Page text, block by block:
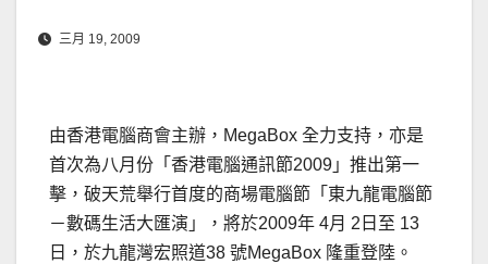
三月 19, 2009
由香港電腦商會主辦，MegaBox 全力支持，亦是
首次為八月份「香港電腦通訊節2009」推出第一
擊，破天荒舉行首度的商場電腦節「東九龍電腦節
－數碼生活大匯演」，將於2009年 4月 2日至 13
日，於九龍灣宏照道38 號MegaBox 隆重登陸。